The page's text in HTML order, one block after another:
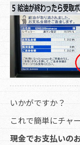
いかがですか？
これで簡単にチャ
現金でお支払いの